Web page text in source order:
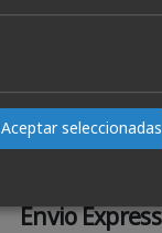
Envio Express
Aceptar seleccionadas